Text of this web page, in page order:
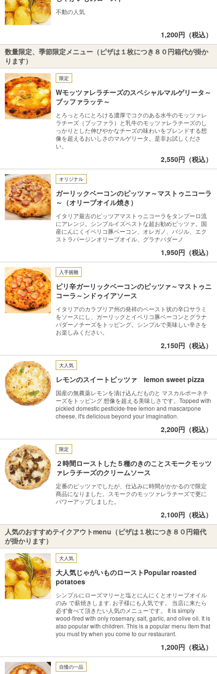
不動の人気
1,200円（税込）
数量限定、季節限定メニュー（ピザは１枚につき８０円箱代が掛か
ります）
限定
Wモッツァレラチーズのスペシャルマルゲリータ～
ブッファラッテ～
とろっとろにとろける濃厚でコクのある水牛のモッツァレ
ラチーズ（ブッファラ）と乳牛のモッツァレラチーズのし
っかりとした伸びやかなチーズの味わいをブレンドする想
像を超えるおいしさのマルゲリータ。是非お試しくださ
い。
2,550円（税込）
オリジナル
ガーリックベーコンのピッツァ～マストゥニコーラ
～（オリーブオイル焼き）
イタリア最古のピッツアマストゥニコーラをタンブーロ流
にアレンジ。シンプルイズベストな超お勧めピッツァ。国
産にんにくイベリコ豚ベーコン、オレガノ、バジル、エク
ストラバージンオリーブオイル、グラナパダーノ
1,950円（税込）
入手困難
ピリ辛ガーリックベーコンのピッツァ～マストゥニ
コーラ～ンドゥイアソース
イタリアのカラブリア州の発祥のペースト状の辛口サラミ
をソースにし、ガーリックとイベリコ豚ベーコンとグラナ
パダーノチーズをトッピング。シンプルで美味しい辛さを
お楽しみください。
2,150円（税込）
大人気
レモンのスイートピッツァ lemon sweet pizza
国産の無農薬レモンを漬け込んだものと マスカルポーネチ
ーズをトッピング 想像を超える美味しさです。Topped with
pickled domestic pesticide-free lemon and mascarpone
cheese, it's delicious beyond your imagination.
2,200円（税込）
限定
２時間ローストした５種のきのことスモークモッツ
ァレラチーズのクリームソース
定番のピッツァでしたが、仕込みに時間がかかるので限定
商品になりました。スモークのモッツァレラチーズで更に
パワーアップしました。
2,100円（税込）
人気のおすすめテイクアウトmenu（ピザは１枚につき８０円箱代
が掛かります）
大人気
大人気じゃがいものローストPopular roasted
potatoes
シンプルにローズマリーと塩とにんにくとオリーブオイル
のみ で薪焼きします. お子様にも人気です。 当店に来たら
必ず食べて頂きたい人気のメニューです。 It is simply
wood-fired with only rosemary, salt, garlic, and olive oil. It is
also popular with children. This is a popular menu item that
you must try when you come to our restaurant.
1,200円（税込）
自慢の一品